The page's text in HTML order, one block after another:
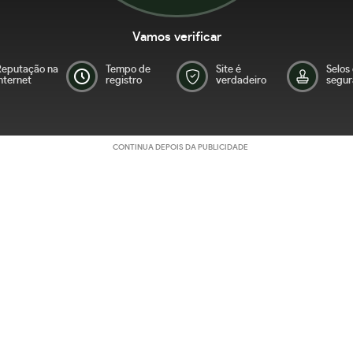
Vamos verificar
na
Tempo de
registro
Site é
verdadeiro
Selos
CONTINUA DEPOIS DA PUBLICIDADE